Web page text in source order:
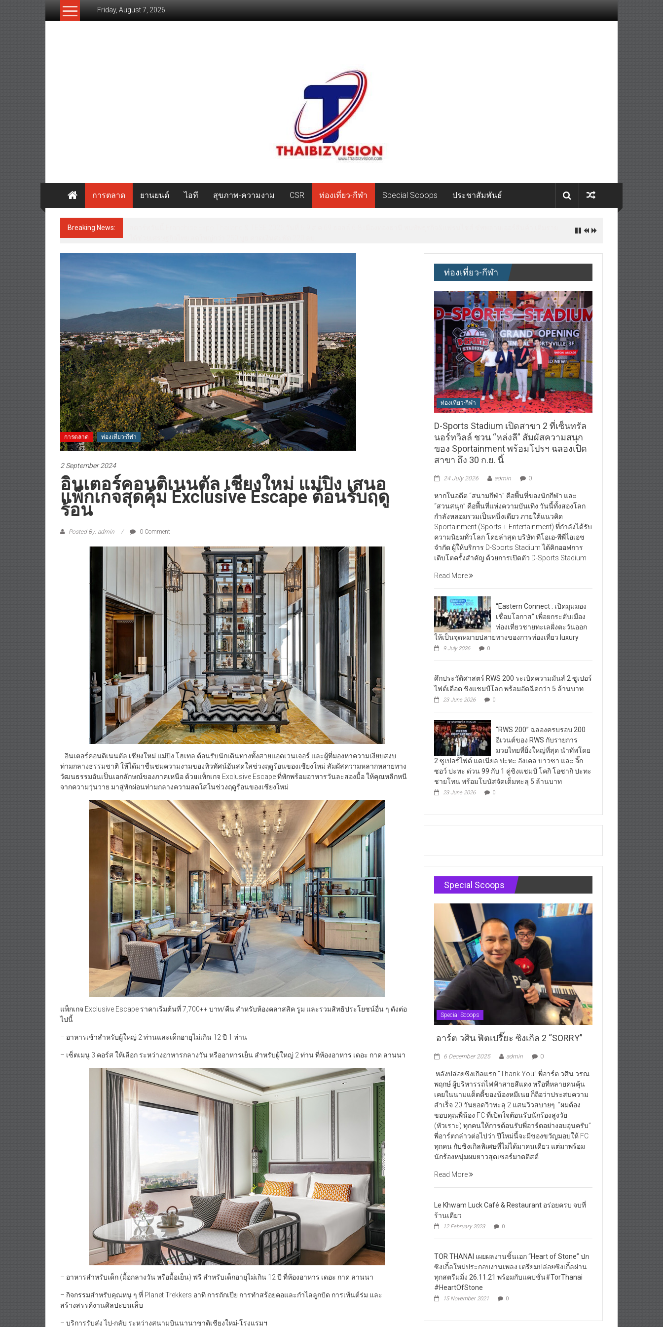
Friday, August 7, 2026
การตลาด ยานยนต์ ไอที สุขภาพ-ความงาม CSR ท่องเที่ยว-กีฬา Special Scoops ประชาสัมพันธ์
Breaking News:
การตลาด ท่องเที่ยว-กีฬา
2 September 2024
อินเตอร์คอนติเนนตัล เชียงใหม่ แม่ปิง เสนอ
แพ็กเกจสุดคุ้ม Exclusive Escape ต้อนรับฤดู
ร้อน
Posted By: admin 0 Comment
อินเตอร์คอนติเนนตัล เชียงใหม่ แม่ปิง โฮเทล ต้อนรับนักเดินทางทั้งสายแอดเวนเจอร์ และผู้ที่มองหาความเงียบสงบ
ท่ามกลางธรรมชาติ ให้ได้มาชื่นชมความงามของทิวทัศน์อันสดใสช่วงฤดูร้อนของเชียงใหม่ สัมผัสความหลากหลายทาง
วัฒนธรรมอันเป็นเอกลักษณ์ของภาคเหนือ ด้วยแพ็กเกจ Exclusive Escape ที่พักพร้อมอาหารวันละสองมื้อ ให้คุณหลีกหนี
จากความวุ่นวาย มาสู่พักผ่อนท่ามกลางความสดใสในช่วงฤดูร้อนของเชียงใหม่
แพ็กเกจ Exclusive Escape ราคาเริ่มต้นที่ 7,700++ บาท/คืน สำหรับห้องคลาสสิค รูม และรวมสิทธิประโยชน์อื่น ๆ ดังต่อ
ไปนี้
– อาหารเช้าสำหรับผู้ใหญ่ 2 ท่านและเด็กอายุไม่เกิน 12 ปี 1 ท่าน
– เซ็ตเมนู 3 คอร์ส ให้เลือก ระหว่างอาหารกลางวัน หรืออาหารเย็น สำหรับผู้ใหญ่ 2 ท่าน ที่ห้องอาหาร เดอะ กาด ลานนา
– อาหารสำหรับเด็ก (มื้อกลางวัน หรือมื้อเย็น) ฟรี สำหรับเด็กอายุไม่เกิน 12 ปี ที่ห้องอาหาร เดอะ กาด ลานนา
– กิจกรรมสำหรับคุณหนู ๆ ที่ Planet Trekkers อาทิ การถักเปีย การทำสร้อยคอและกำไลลูกปัด การเพ้นต์ร่ม และ
สร้างสรรค์งานศิลปะบนเล็บ
– บริการรับส่ง ไป-กลับ ระหว่างสนามบินนานาชาติเชียงใหม่-โรงแรมฯ
ท่องเที่ยว-กีฬา
ท่องเที่ยว-กีฬา
D-Sports Stadium เปิดสาขา 2 ที่เซ็นทรัล
นอร์ทวิลล์ ชวน “หล่งลี” สัมผัสความสนุก
ของ Sportainment พร้อมโปรฯ ฉลองเปิด
สาขา ถึง 30 ก.ย. นี้
24 July 2026 admin 0
หากในอดีต “สนามกีฬา” คือพื้นที่ของนักกีฬา และ
“สวนสนุก” คือพื้นที่แห่งความบันเทิง วันนี้ทั้งสองโลก
กำลังหลอมรวมเป็นหนึ่งเดียว ภายใต้แนวคิด
Sportainment (Sports + Entertainment) ที่กำลังได้รับ
ความนิยมทั่วโลก โดยล่าสุด บริษัท ทีโอเอ-พีพีไอเอช
จำกัด ผู้ให้บริการ D-Sports Stadium ได้คิกออฟการ
เติบโตครั้งสำคัญ ด้วยการเปิดตัว D-Sports Stadium
Read More
“Eastern Connect : เปิดมุมมอง
เชื่อมโอกาส” เพื่อยกระดับเมือง
ท่องเที่ยวชายทะเลฝั่งตะวันออก
ให้เป็นจุดหมายปลายทางของการท่องเที่ยว luxury
9 July 2026 0
ศึกประวัติศาสตร์ RWS 200 ระเบิดความมันส์ 2 ซูเปอร์
ไฟต์เดือด ชิงแชมป์โลก พร้อมอัดฉีดกว่า 5 ล้านบาท
23 June 2026 0
“RWS 200” ฉลองครบรอบ 200
อีเวนต์ของ RWS กับรายการ
มวยไทยที่ยิ่งใหญ่ที่สุด นำทัพโดย
2 ซูเปอร์ไฟต์ แดเนียล ปะทะ อังเคล บาวซา และ จิ๊ก
ซอว์ ปะทะ ด่วน 99 กับ 1 คู่ชิงแชมป์ โคกิ โอซากิ ปะทะ
ชายโทน พร้อมโบนัสจัดเต็มทะลุ 5 ล้านบาท
23 June 2026 0
Special Scoops
Special Scoops
อาร์ต วศิน ฟิตเปรี๊ยะ ซิงเกิล 2 “SORRY”
6 December 2025 admin 0
หลังปล่อยซิงเกิลแรก “Thank You” พี่อาร์ต วศิน วรณ
พฤกษ์ ผู้บริหารรถไฟฟ้าสายสีแดง หรือที่หลายคนคุ้น
เคยในนามแด็ดดี้ของน้องหมีเนย ก็ถือว่าประสบความ
สำเร็จ 20 วันยอดวิวทะลุ 2 แสนวิวสบายๆ “ผมต้อง
ขอบคุณพี่น้อง FC ที่เปิดใจต้อนรับนักร้องสูงวัย
(หัวเราะ) ทุกคนให้การต้อนรับพี่อาร์ตอย่างอบอุ่นครับ”
พี่อาร์ตกล่าวต่อไปว่า ปีใหม่นี้จะมีของขวัญมอบให้ FC
ทุกคน กับซิงเกิลพิเศษที่ไม่ได้มาคนเดียว แต่มาพร้อม
นักร้องหนุ่มผมยาวสุดเซอร์มาดติสต์
Read More
Le Khwam Luck Café & Restaurant อร่อยครบ จบที่
ร้านเดียว
12 February 2023 0
TOR THANAI เผยผลงานชิ้นเอก “Heart of Stone” ปก
ซิงเกิ้ลใหม่ประกอบงานเพลง เตรียมปล่อยซิงเกิ้ลผ่าน
ทุกสตรีมมิ่ง 26.11.21 พร้อมกับแคปชั่น#TorThanai
#HeartOfStone
15 November 2021 0